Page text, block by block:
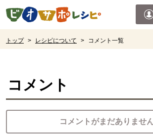
ページの先頭です。
トップ > レシピについて > コメント一覧
コメント
コメントがまだありません